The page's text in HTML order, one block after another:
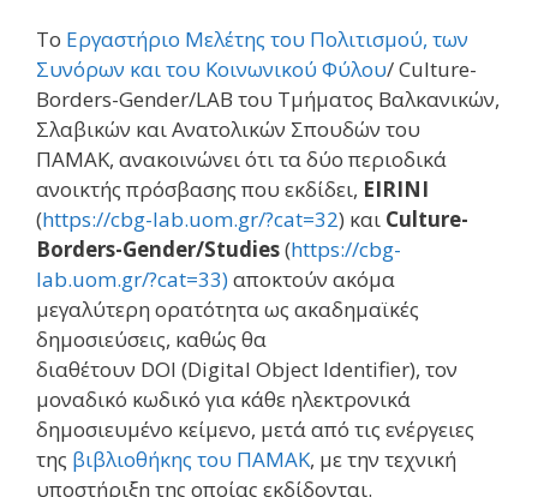
Το Εργαστήριο Μελέτης του Πολιτισμού, των
Συνόρων και του Κοινωνικού Φύλου/ Culture-
Borders-Gender/LAB του Τμήματος Βαλκανικών,
Σλαβικών και Ανατολικών Σπουδών του
ΠAΜAK, ανακοινώνει ότι τα δύο περιοδικά
ανοικτής πρόσβασης που εκδίδει, EIRINI
(https://cbg-lab.uom.gr/?cat=32) και Culture-
Borders-Gender/Studies(https://cbg-
lab.uom.gr/?cat=33)αποκτούν ακόμα
μεγαλύτερη ορατότητα ως ακαδημαϊκές
δημοσιεύσεις, καθώς θα
διαθέτουν DOI (Digital Object Identifier), τον
μοναδικό κωδικό για κάθε ηλεκτρονικά
δημοσιευμένο κείμενο, μετά από τις ενέργειες
της βιβλιοθήκης του ΠΑΜΑΚ, με την τεχνική
υποστήριξη της οποίας εκδίδονται.